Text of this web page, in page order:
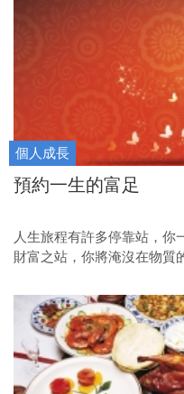
個人成長
預約一生的富足
人生旅程有許多停靠站，你
財富之站，你將淹沒在物質
臂，你將與人生最純淨的喜
有自信地踏上旅程，用財富
享受美好的人生。